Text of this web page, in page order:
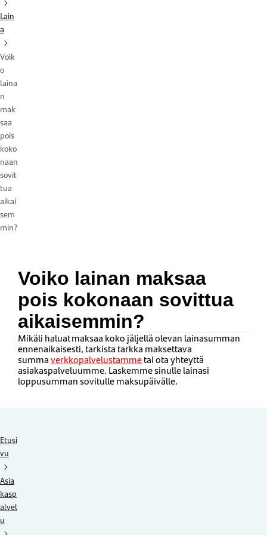
Lain
a
Voik
o
laina
n
mak
saa
pois
koko
naan
sovit
tua
aikai
sem
min?
Voiko lainan maksaa
pois kokonaan sovittua
aikaisemmin?
Mikäli haluat maksaa koko jäljellä olevan lainasumman
ennenaikaisesti, tarkista tarkka maksettava
summaverkkopalvelustammetai ota yhteyttä
asiakaspalveluumme. Laskemme sinulle lainasi
loppusumman sovitulle maksupäivälle.
Etusi
vu
Asia
kasp
alvel
u